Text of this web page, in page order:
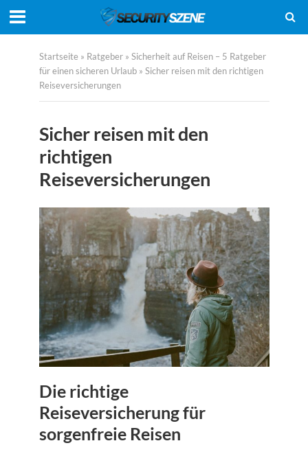
Startseite » Ratgeber» Sicherheit auf Reisen – 5 Ratgeber
für einen sicheren Urlaub» Sicher reisen mit den richtigen
Reiseversicherungen
Sicher reisen mit den
richtigen
Reiseversicherungen
Die richtige
Reiseversicherung für
sorgenfreie Reisen